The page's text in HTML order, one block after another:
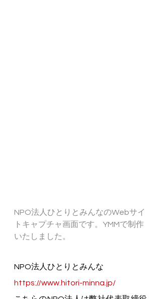
NPO法人ひとりとみんなのWebサイ
トキャプチャ画面です。YMMで制作
いたしました。
NPO法人ひとりとみんな
https://www.hitori-minna.jp/